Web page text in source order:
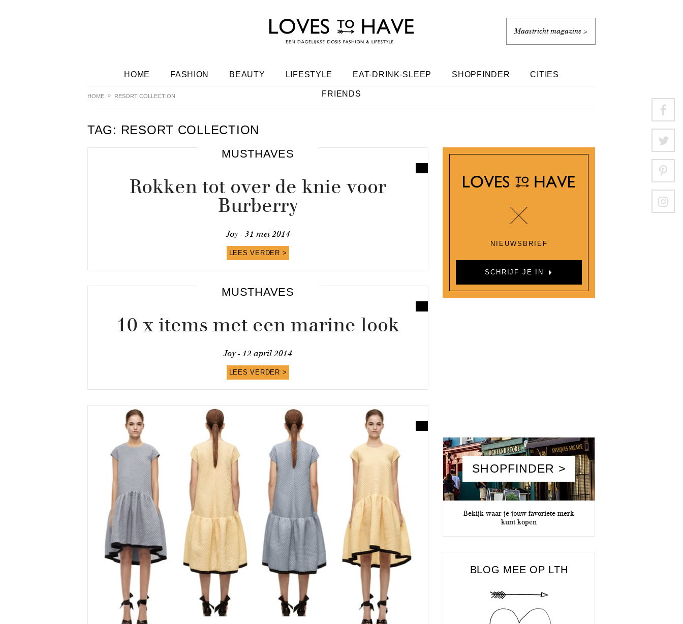
Maastricht magazine >
HOME FASHION BEAUTY LIFESTYLE EAT-DRINK-SLEEP SHOPFINDER CITIES
FRIENDS
HOME RESORT COLLECTION
TAG: RESORT COLLECTION
MUSTHAVES
Rokken tot over de knie voor
Burberry
Joy - 31 mei 2014
LEES VERDER >
MUSTHAVES
10 x items met een marine look
Joy - 12 april 2014
LEES VERDER >
NIEUWSBRIEF
SCHRIJF JE IN
SHOPFINDER >
Bekijk waar je jouw favoriete merk
kunt kopen
BLOG MEE OP LTH